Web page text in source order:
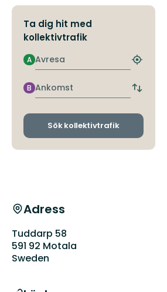
Ta dig hit med
kollektivtrafik
Avresa
A
Hitta
hållplats
Ankomst
B
Byt
och
Sök kollektivtrafik
Adress
Tuddarp 58
591 92 Motala
Sweden